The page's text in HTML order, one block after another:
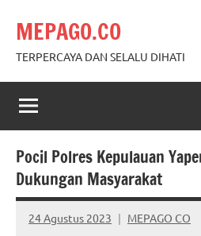
content
MEPAGO.CO
TERPERCAYA DAN SELALU DIHATI
Pocil Polres Kepulauan
Dukungan Masyarakat
24 Agustus 2023 MEPAGO CO
No